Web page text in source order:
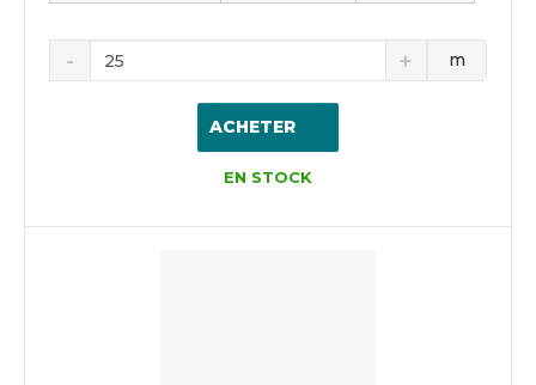
m
ACHETER
EN STOCK